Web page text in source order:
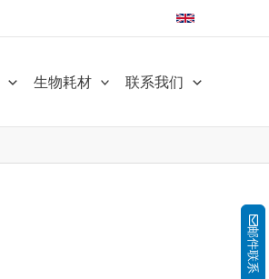
生物耗材 联系我们
邮件联系